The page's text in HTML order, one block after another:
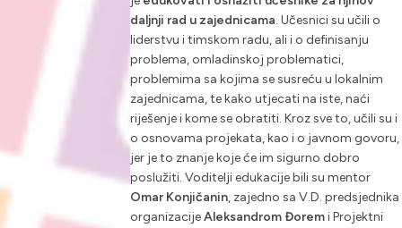
daljnji rad u zajednicama. Učesnici su učili o
liderstvu i timskom radu, ali i o definisanju
problema, omladinskoj problematici,
problemima sa kojima se susreću u lokalnim
zajednicama, te kako utjecati na iste, naći
riješenje i kome se obratiti. Kroz sve to, učili su i
o osnovama projekata, kao i o javnom govoru,
jer je to znanje koje će im sigurno dobro
poslužiti. Voditelji edukacije bili su mentor
Omar Konjičanin, zajedno sa V.D. predsjednika
organizacijeAleksandrom Đoremi Projektni